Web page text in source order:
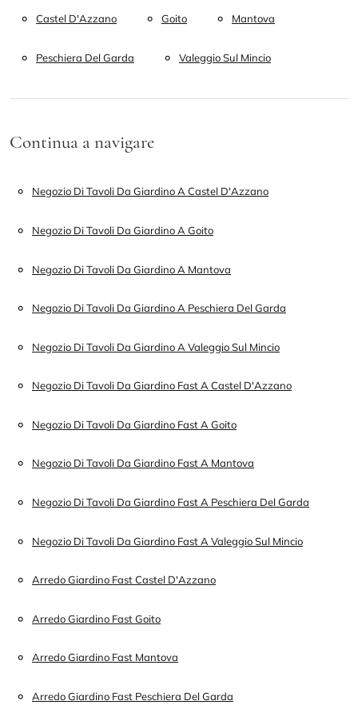
Castel D'Azzano Goito Mantova
Peschiera Del Garda Valeggio Sul Mincio
Continua a navigare
Negozio Di Tavoli Da Giardino A Castel D'Azzano
Negozio Di Tavoli Da Giardino A Goito
Negozio Di Tavoli Da Giardino A Mantova
Negozio Di Tavoli Da Giardino A Peschiera Del Garda
Negozio Di Tavoli Da Giardino A Valeggio Sul Mincio
Negozio Di Tavoli Da Giardino Fast A Castel D'Azzano
Negozio Di Tavoli Da Giardino Fast A Goito
Negozio Di Tavoli Da Giardino Fast A Mantova
Negozio Di Tavoli Da Giardino Fast A Peschiera Del Garda
Negozio Di Tavoli Da Giardino Fast A Valeggio Sul Mincio
Arredo Giardino Fast Castel D'Azzano
Arredo Giardino Fast Goito
Arredo Giardino Fast Mantova
Arredo Giardino Fast Peschiera Del Garda